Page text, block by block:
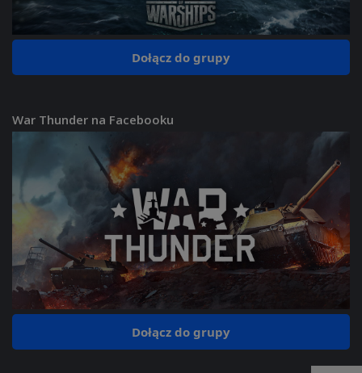
Dołącz do grupy
War Thunder na Facebooku
Dołącz do grupy